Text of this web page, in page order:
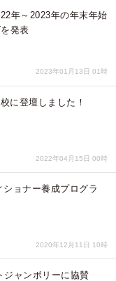
年～2023年の年末年始
発表
2023年01月13日 01時
に登壇しました！
2022年04月15日 00時
ョナー養成プログラ
2020年12月11日 10時
ジャンボリーに協賛